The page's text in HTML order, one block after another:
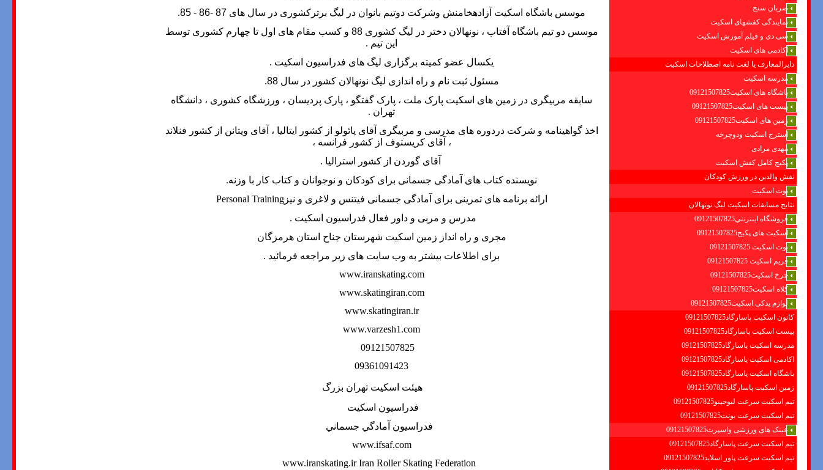
ضربان سنج
نمایندگی کفشهای اسکیت
سی دی و فیلم آموزش اسکیت
آکادمی های اسکیت
دایرالمعارف یا لغت نامه اصطلاحات اسکیت
مدرسه اسکیت
باشگاه های اسکیت09121507825
پیست های اسکیت09121507825
زمین های اسکیت09121507825
استرج اسکیت ودوچرخه
مهدی مرادی
پکیج کامل کفش اسکیت
نقش والدین در ورزش کودکان
بوت اسکیت
نتایج مسابقات اسکیت لیگ نونهالان
فروشگاه اينترنتي09121507825
اسکیت های پکیج09121507825
بوت اسکیت 09121507825
فریم اسکیت 09121507825
چرخ اسکیت09121507825
کلاه اسکیت09121507825
لوازم یدکی اسکیت09121507825
کانون اسکیت پاسارگاد09121507825
پیست اسکیت پاسارگاد09121507825
مدرسه اسکیت پاسارگاد09121507825
اکادمی اسکیت پاسارگاد09121507825
باشگاه اسکیت پاسارگاد09121507825
زمین اسکیت پاسارگاد09121507825
تیم اسکیت سرعت لیوجینو09121507825
تیم اسکیت سرعت بونت09121507825
عینک های ورزشی واسپرت09121507825
تیم اسکیت سرعت پاسارگاد09121507825
تیم اسکیت سرعت پاور اسلاید09121507825
موسس باشگاه اسکیت آزادهخامنش وشرکت دوتیم بانوان در لیگ برترکشوری در سال های 87 -86 - 85
.
موسس دو تیم باشگاه آفتاب ، نونهالان دختر در لیگ کشوری 88 و کسب مقام های اول تا چهارم کشوری توسط
این تیم .
یکسال عضو کمیته برگزاری لیگ های فدراسیون اسکیت .
مسئول ثبت نام و راه اندازی لیگ نونهالان کشور در سال 88
.
سابقه مربیگری در زمین های اسکیت پارک ملت ، پارک گفتگو ، پارک پردیسان ، ورزشگاه کشوری ، دانشگاه
تهران .
اخذ گواهینامه و شرکت دردوره های مدرسی و مربیگری آقای پائولو از کشور ایتالیا ، آقای ویتانن از کشور فنلاند
، آقای کریستوف از کشور فرانسه ،
آقای گوردن از کشور استرالیا .
نویسنده کتاب های آمادگی جسمانی برای کودکان و نوجوانان و کتاب کار با وزنه.
ارائه برنامه های تمرینی برای آمادگی جسمانی فیتنس و لاغری و نیزPersonal Training
مدرس و مربی و داور فعال فدراسیون اسکیت .
مجری و راه انداز زمین اسکیت شهرستان جناح استان هرمزگان
برای اطلاعات بیشتر به وب سایت های زیر مراجعه فرمائید .
www.iranskating.com
www.skatingiran.com
www.skatingiran.ir
www.varzesh1.com
09121507825
09361091423
هیئت اسکیت تهران بزرگ
فدراسيون اسكيت
فدراسيون آمادگي جسماني
www.ifsaf.com